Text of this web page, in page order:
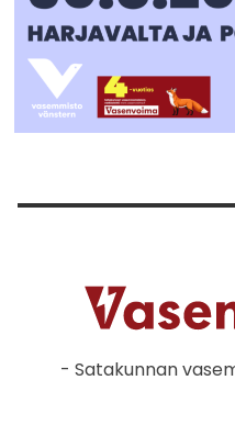
- Satakunnan